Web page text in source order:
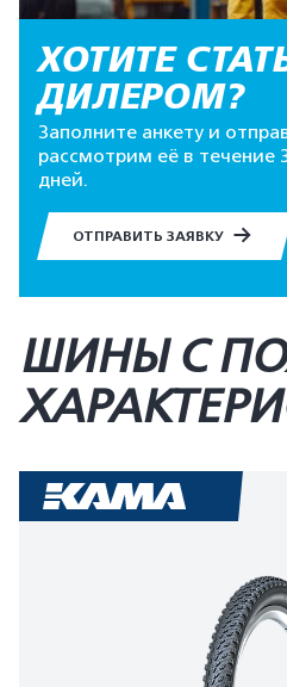
ХОТИТЕ
ДИЛЕРОМ?
Заполните анкету и
рассмотрим её в течение
дней.
ОТПРАВИТЬ ЗАЯВКУ
ШИНЫ С